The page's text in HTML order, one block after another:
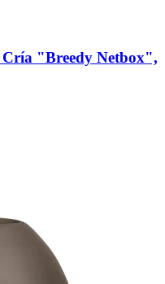
Cría "Breedy Netbox",